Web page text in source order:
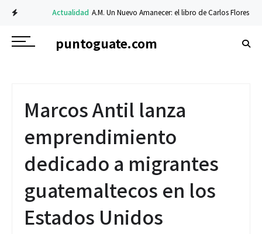
Actualidad A.M. Un Nuevo Amanecer: el libro de Carlos Flores sobre
puntoguate.com
Marcos Antil lanza
emprendimiento
dedicado a migrantes
guatemaltecos en los
Estados Unidos